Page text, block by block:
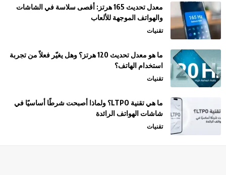
معدل تحديث 165 هرتز: أقصى سلاسة في الشاشات
والهواتف الموجهة للألعاب
تقنيات
ما هو معدل تحديث 120 هرتز؟ وهل يغيّر فعلاً من تجربة
استخدام الهاتف؟
تقنيات
ما هي تقنية LTPO؟ ولماذا أصبحت شرطًا أساسيًا في
شاشات الهواتف الرائدة
تقنيات